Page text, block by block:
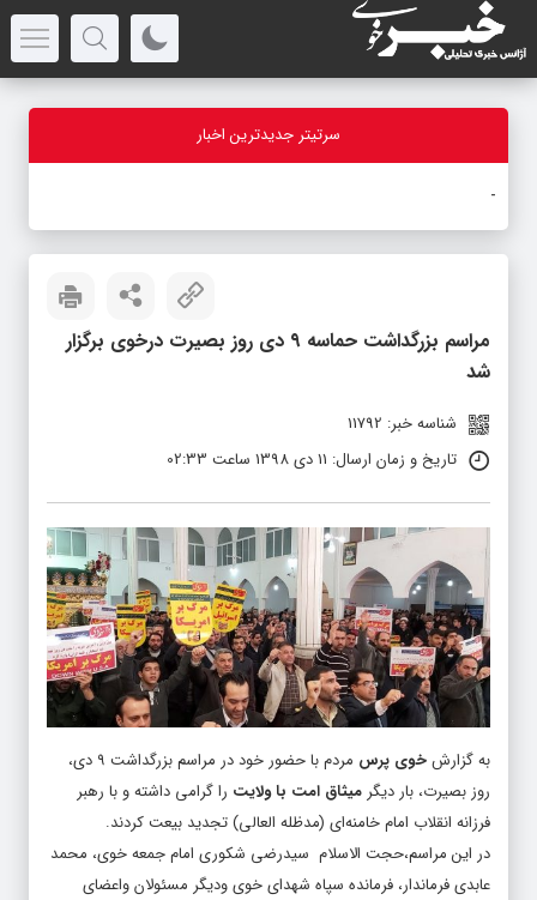
سرتیتر جدیدترین اخبار
با
مراسم بزرگداشت حماسه ۹ دی روز بصیرت درخوی برگزار
شد
شناسه خبر: 11792
تاریخ و زمان ارسال: 11 دی 1398 ساعت 02:33
به گزارشخوی پرس
مردم با حضور خود در مراسم بزرگداشت ۹ دی،
روز بصیرت، بار دیگر میثاق امت با ولایت را گرامی داشته و با رهبر
فرزانه انقلاب امام خامنه‌ای (مدظله العالی) تجدید بیعت کردند.
در این مراسم،حجت الاسلام سیدرضی شکوری امام جمعه خوی، محمد
عابدی فرماندار، فرمانده سپاه شهدای خوی ودیگر مسئولان واعضای